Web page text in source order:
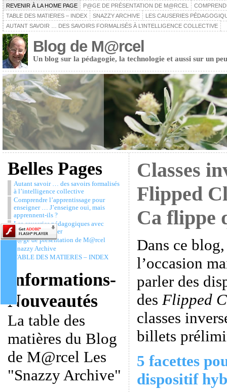
REVENIR À LA HOME PAGE P@GE DE PRÉSENTATION DE M@RCEL
TABLE DES MATIERES – INDEX
SNAZZY ARCHIVE
LES CAUSERIES
AUTANT SAVOIR … DES SAVOIRS FORMALISÉS À L’INTELLIGENCE COLLECTIVE
Blog de M@rcel
Un blog sur la pédagogie, la technologie et aussi sur un
Belles Pages
Autant savoir … des savoirs formalisés
à l’intelligence collective
Comprendre l’apprentissage pour
enseigner … J’enseigne oui, mais
apprennent-ils ?
Les causeries pédagogiques avec
Christophe Batier
P@ge de présentation de M@rcel
Snazzy Archive
TABLE DES MATIERES – INDEX
Informations-
Nouveautés
La table des
matières du Blog
de M@rcel Les
"Snazzy Archive"
Classes
Flipped
Ca flippe
Dans ce
l’occasion
parler des
des Flipped
classes
billets
5 facettes
dispositif